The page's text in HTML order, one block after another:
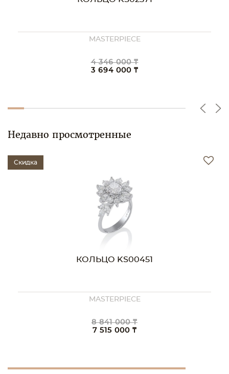
MASTERPIECE
6 891 000 ₸
5 857 000 ₸
Недавно просмотренные
Скидка
КОЛЬЦО KS00451
MASTERPIECE
8 841 000 ₸
7 515 000 ₸